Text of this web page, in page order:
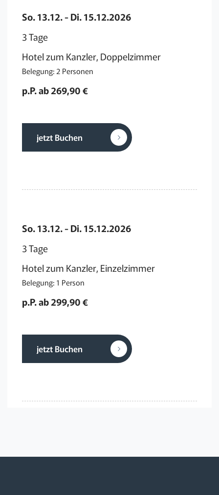
So. 13.12. - Di. 15.12.2026
3 Tage
Hotel zum Kanzler, Doppelzimmer
Belegung: 2 Personen
p.P. ab 269,90 €
jetzt Buchen
So. 13.12. - Di. 15.12.2026
3 Tage
Hotel zum Kanzler, Einzelzimmer
Belegung: 1 Person
p.P. ab 299,90 €
jetzt Buchen